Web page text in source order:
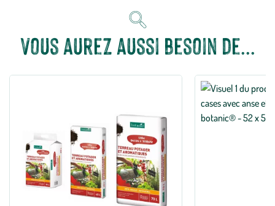
Vous aurez aussi besoin de...